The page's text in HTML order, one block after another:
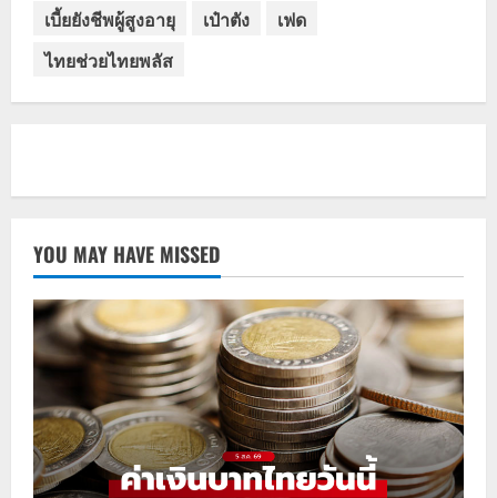
เบี้ยยังชีพผู้สูงอายุ
เป๋าตัง
เฟด
ไทยช่วยไทยพลัส
YOU MAY HAVE MISSED